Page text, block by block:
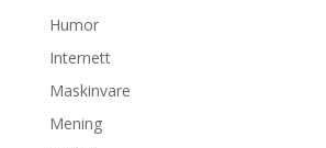
Humor
Internett
Maskinvare
Mening